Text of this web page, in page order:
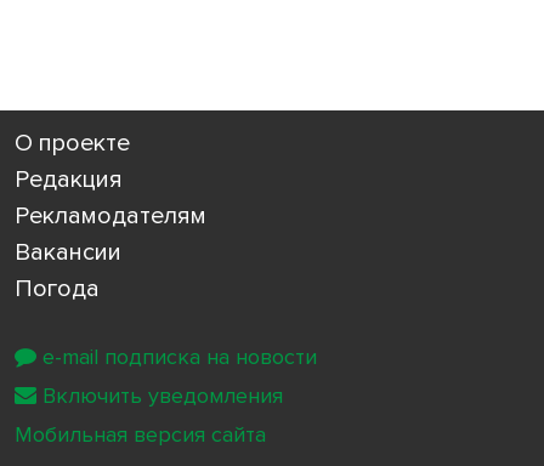
О проекте
Редакция
Рекламодателям
Вакансии
Погода
e-mail подписка на новости
Включить уведомления
Мобильная версия сайта